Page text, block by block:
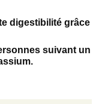
digestibilité grâce
suivant un